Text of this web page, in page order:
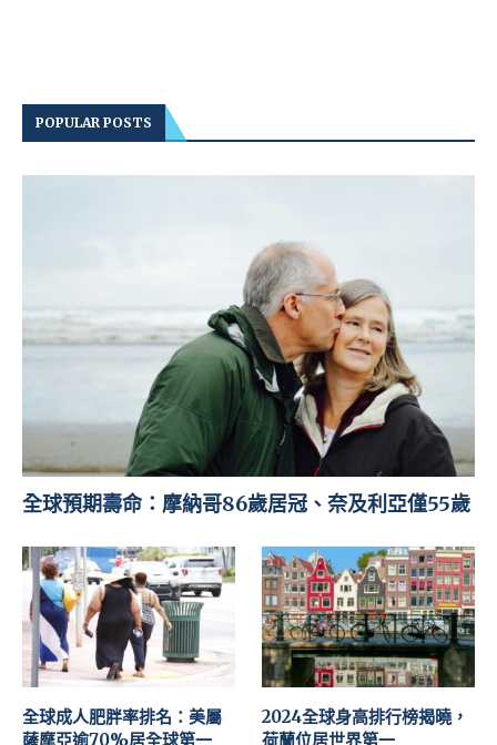
POPULAR POSTS
全球預期壽命：摩納哥86歲居冠、奈及利亞僅55歲
全球成人肥胖率排名：美屬
薩摩亞逾70%居全球第一
2024全球身高排行榜揭曉，
荷蘭位居世界第一